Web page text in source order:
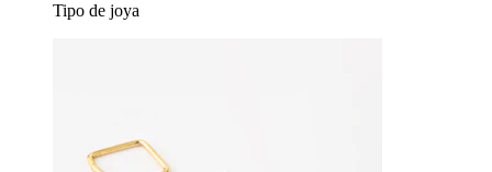
Tipo de joya